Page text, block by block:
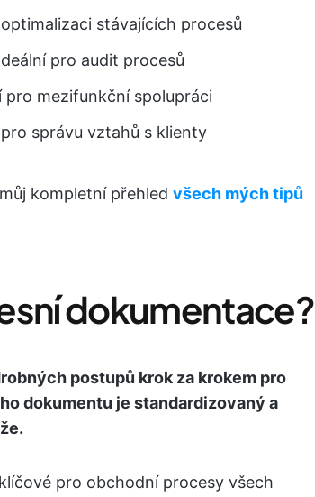
stávajících procesů
pro audit procesů
pro mezifunkční spolupráci
správu vztahů s klienty
kompletní přehled všech mých tipů
dokumentace?
postupů krok za krokem pro
dokumentu je standardizovaný a
pro obchodní procesy všech